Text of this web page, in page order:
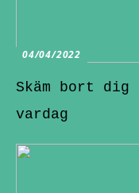
04/04/2022
Skäm bort
vardag